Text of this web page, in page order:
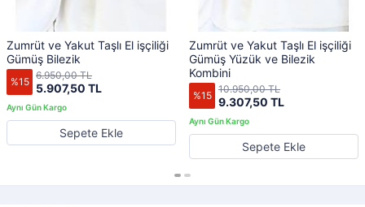
Zumrüt ve Yakut Taşlı El işçiliği
Gümüş Bilezik
%15 5.907,50 TL
6.950,00 TL
Sepete Ekle
Zumrüt ve Yakut Taşlı El işçiliği
Gümüş Yüzük ve Bilezik
Kombini
%15 9.307,50 TL
10.950,00 TL
Sepete Ekle